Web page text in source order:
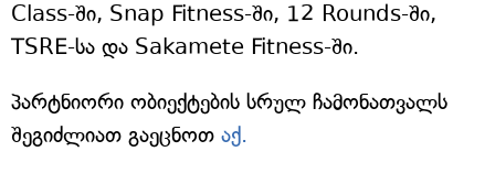
Class-ში, Snap Fitness-ში, 12 Rounds-ში,
TSRE-სა და Sakamete Fitness-ში.
პარტნიორი ობიექტების სრულ ჩამონათვალს
შეგიძლიათ გაეცნოთ აქ.